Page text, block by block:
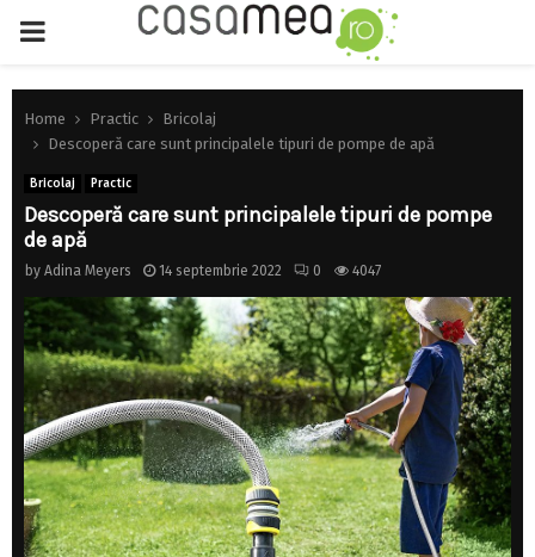
PRIMARY
MENU
Home Practic
Bricolaj
Descoperă care sunt principalele tipuri de pompe de apă
Bricolaj Practic
Descoperă care sunt principalele tipuri de pompe
de apă
by Adina Meyers 14 septembrie 2022 0 4047